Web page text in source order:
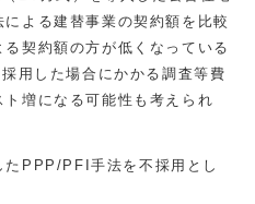
よる建替事業の契約額を比較
契約額の方が低くなっている
用した場合にかかる調査等費
増になる可能性も考えられ
たPPP/PFI手法を不採用とし